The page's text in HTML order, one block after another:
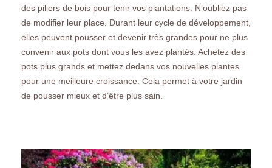
des piliers de bois pour tenir vos plantations. N’oubliez pas
de modifier leur place. Durant leur cycle de développement,
elles peuvent pousser et devenir très grandes pour ne plus
convenir aux pots dont vous les avez plantés. Achetez des
pots plus grands et mettez dedans vos nouvelles plantes
pour une meilleure croissance. Cela permet à votre jardin
de pousser mieux et d’être plus sain.